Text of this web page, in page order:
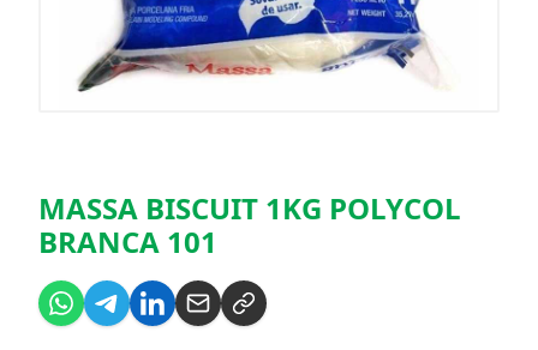
MASSA BISCUIT 1KG POLYCOL
BRANCA 101